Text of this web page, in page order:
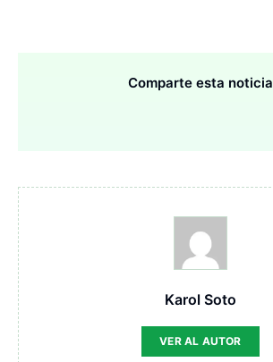
Comparte esta noticia
Karol Soto
VER AL AUTOR